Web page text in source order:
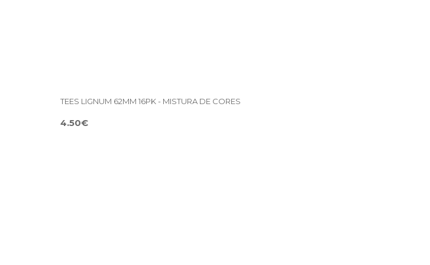
TEES LIGNUM 62MM 16PK - MISTURA DE CORES
4.50€